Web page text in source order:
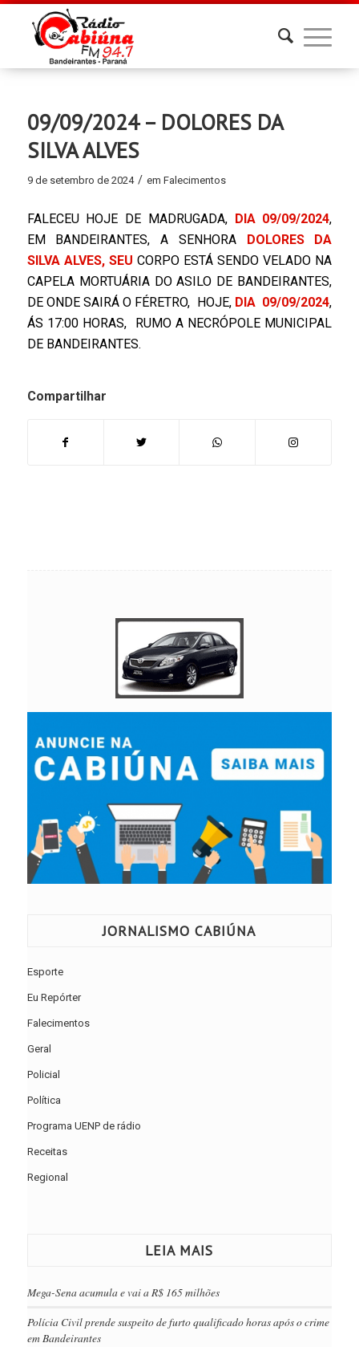
09/09/2024 – DOLORES DA
SILVA ALVES
9 de setembro de 2024 / em Falecimentos
FALECEU HOJE DE MADRUGADA, DIA 09/09/2024,
EM BANDEIRANTES, A SENHORA DOLORES DA
SILVA ALVES, SEU CORPO ESTÁ SENDO VELADO NA
CAPELA MORTUÁRIA DO ASILO DE BANDEIRANTES,
DE ONDE SAIRÁ O FÉRETRO, HOJE, DIA 09/09/2024,
ÁS 17:00 HORAS, RUMO A NECRÓPOLE MUNICIPAL
DE BANDEIRANTES.
Compartilhar
JORNALISMO CABIÚNA
Esporte
Eu Repórter
Falecimentos
Geral
Policial
Política
Programa UENP de rádio
Receitas
Regional
LEIA MAIS
Mega-Sena acumula e vai a R$ 165 milhões
Polícia Civil prende suspeito de furto qualificado horas após o crime
em Bandeirantes